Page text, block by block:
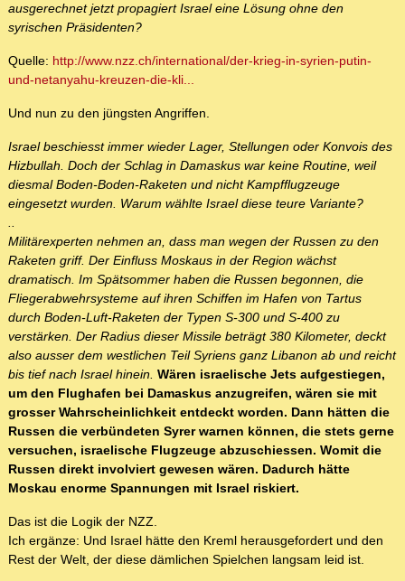
ausgerechnet jetzt propagiert Israel eine Lösung ohne den
syrischen Präsidenten?
Quelle: http://www.nzz.ch/international/der-krieg-in-syrien-putin-
und-netanyahu-kreuzen-die-kli...
Und nun zu den jüngsten Angriffen.
Israel beschiesst immer wieder Lager, Stellungen oder Konvois des
Hizbullah. Doch der Schlag in Damaskus war keine Routine, weil
diesmal Boden-Boden-Raketen und nicht Kampfflugzeuge
eingesetzt wurden. Warum wählte Israel diese teure Variante?
..
Militärexperten nehmen an, dass man wegen der Russen zu den
Raketen griff. Der Einfluss Moskaus in der Region wächst
dramatisch. Im Spätsommer haben die Russen begonnen, die
Fliegerabwehrsysteme auf ihren Schiffen im Hafen von Tartus
durch Boden-Luft-Raketen der Typen S-300 und S-400 zu
verstärken. Der Radius dieser Missile beträgt 380 Kilometer, deckt
also ausser dem westlichen Teil Syriens ganz Libanon ab und reicht
bis tief nach Israel hinein. Wären israelische Jets aufgestiegen,
um den Flughafen bei Damaskus anzugreifen, wären sie mit
grosser Wahrscheinlichkeit entdeckt worden. Dann hätten die
Russen die verbündeten Syrer warnen können, die stets gerne
versuchen, israelische Flugzeuge abzuschiessen. Womit die
Russen direkt involviert gewesen wären. Dadurch hätte
Moskau enorme Spannungen mit Israel riskiert.
Das ist die Logik der NZZ.
Ich ergänze: Und Israel hätte den Kreml herausgefordert und den
Rest der Welt, der diese dämlichen Spielchen langsam leid ist.